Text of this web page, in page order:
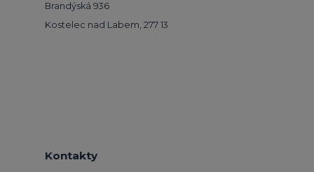
Brandýská 936
Kostelec nad Labem, 277 13
Kontakty